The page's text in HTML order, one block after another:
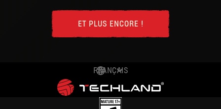
ET PLUS ENCORE !
FRANÇAIS
DEUTSCH
ENGLISH